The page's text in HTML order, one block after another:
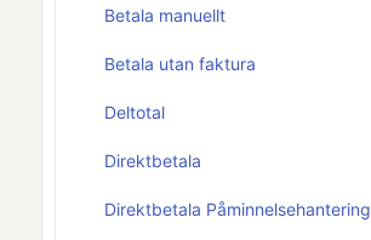
Betala manuellt
Betala utan faktura
Deltotal
Direktbetala
Direktbetala Påminnelsehantering